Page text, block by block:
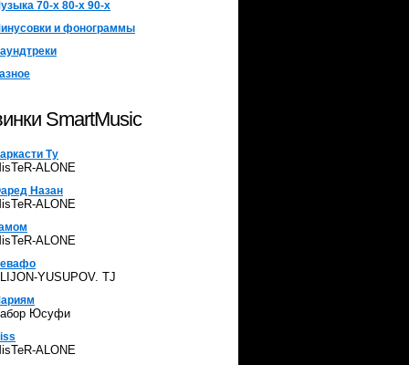
70-х 80-х 90-х
и фонограммы
SmartMusic
Ту
ALONE
Назан
ALONE
ALONE
YUSUPOV. TJ
Юсуфи
ALONE